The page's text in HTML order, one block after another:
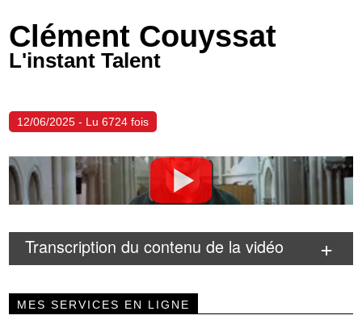
Economie
Clément Couyssat
L'instant Talent
12/06/2025 - Lu 6724 fois
Transcription du contenu de la vidéo
MES SERVICES EN LIGNE